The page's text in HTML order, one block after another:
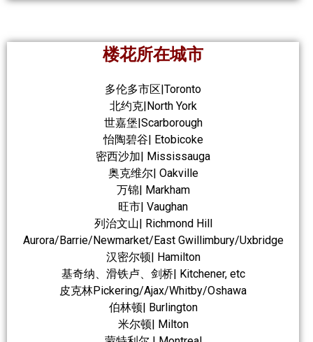
楼花所在城市
多伦多市区|Toronto
北约克|North York
世嘉堡|Scarborough
怡陶碧谷| Etobicoke
密西沙加| Mississauga
奥克维尔| Oakville
万锦| Markham
旺市| Vaughan
列治文山| Richmond Hill
Aurora/Barrie/Newmarket/East Gwillimbury/Uxbridge
汉密尔顿| Hamilton
基奇纳、滑铁卢、剑桥| Kitchener, etc
皮克林Pickering/Ajax/Whitby/Oshawa
伯林顿| Burlington
米尔顿| Milton